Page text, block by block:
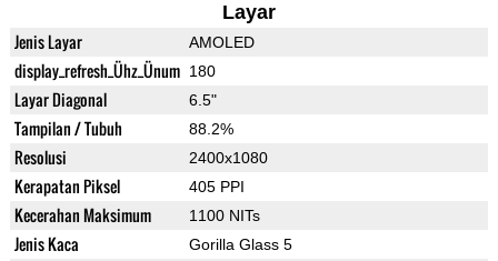
Layar
Jenis Layar AMOLED
display_refresh_Ühz_Ünum 180
Layar Diagonal 6.5"
Tampilan / Tubuh 88.2%
Resolusi 2400x1080
Kerapatan Piksel 405 PPI
Kecerahan Maksimum 1100 NITs
Jenis Kaca Gorilla Glass 5